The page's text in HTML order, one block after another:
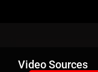
Video Sources